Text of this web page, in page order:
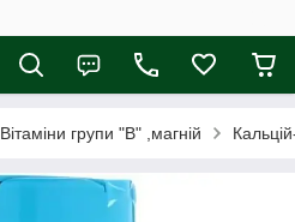
Вітаміни групи "В" ,магній